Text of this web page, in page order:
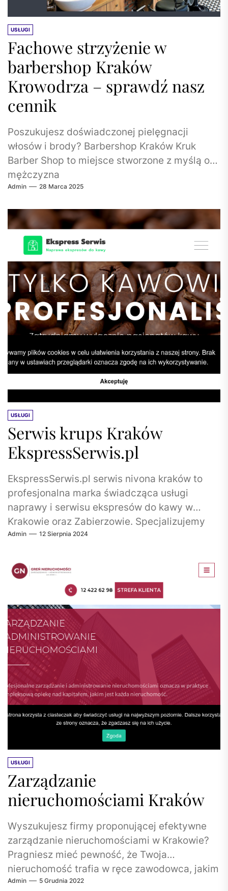
USŁUGI
Fachowe strzyżenie w
barbershop Kraków
Krowodrza – sprawdź nasz
cennik
Poszukujesz doświadczonej pielęgnacji
włosów i brody? Barbershop Kraków Kruk
Barber Shop to miejsce stworzone z myślą o
mężczyzna
Admin 28 Marca 2025
USŁUGI
Serwis krups Kraków
EkspressSerwis.pl
EkspressSerwis.pl serwis nivona kraków to
profesjonalna marka świadcząca usługi
naprawy i serwisu ekspresów do kawy w
Krakowie oraz Zabierzowie. Specjalizujemy
się w obsłudze rozmaitych marek,...
Admin 12 Sierpnia 2024
USŁUGI
Zarządzanie
nieruchomościami Kraków
Wyszukujesz firmy proponującej efektywne
zarządzanie nieruchomościami w Krakowie?
Pragniesz mieć pewność, że Twoja
nieruchomość trafia w ręce zawodowca, jakim
jest w zasadzie dobry zarządca
Admin 5 Grudnia 2022